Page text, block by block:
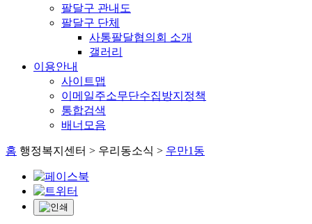
팔달구 관내도
팔달구 단체
사통팔달협의회 소개
갤러리
이용안내
사이트맵
이메일주소무단수집방지정책
통합검색
배너모음
홈 행정복지센터 > 우리동소식 > 우만1동